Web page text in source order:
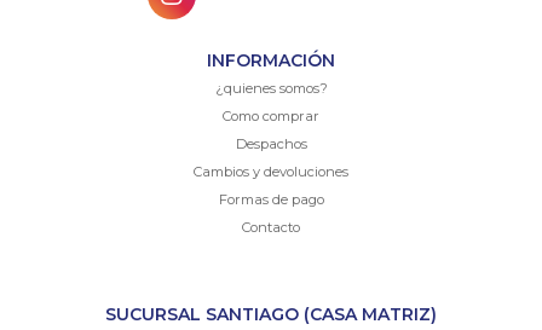
INFORMACIÓN
¿quienes somos?
Como comprar
Despachos
Cambios y devoluciones
Formas de pago
Contacto
SUCURSAL SANTIAGO (CASA MATRIZ)